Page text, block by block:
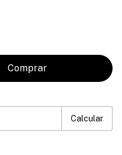
Calcular